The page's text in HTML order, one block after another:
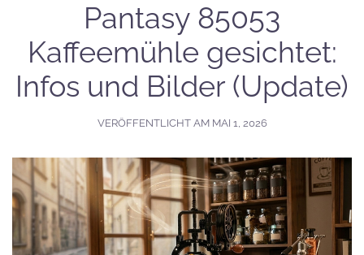
Pantasy 85053
Kaffeemühle gesichtet:
Infos und Bilder (Update)
VERÖFFENTLICHT AM MAI 1, 2026